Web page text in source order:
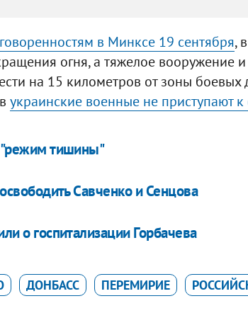
в Минксе 19 сентября,
огня, а тяжелое вооружение
на 15 километров от зоны боевых
украинские военные не приступают к
тишины"
Савченко и Сенцова
о госпитализации Горбачева
ДОНБАСС ПЕРЕМИРИЕ